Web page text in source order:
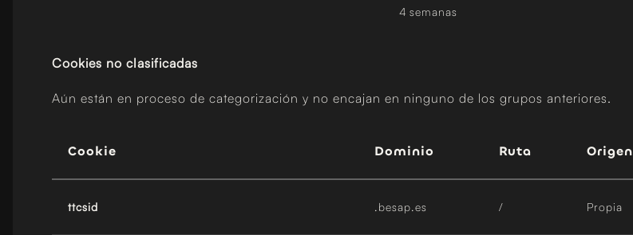
4 semanas
Cookies no clasificadas
Aún están en proceso de categorización y no encajan en ninguno de los grupos anteriores.
Cookie Dominio Ruta Origen
ttcsid .besap.es / Propia